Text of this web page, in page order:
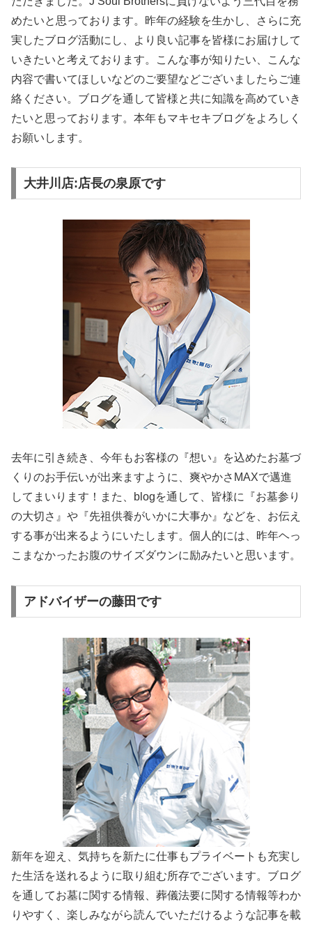
めたいと思っております。昨年の経験を生かし、さらに充
実したブログ活動にし、より良い記事を皆様にお届けして
いきたいと考えております。こんな事が知りたい、こんな
内容で書いてほしいなどのご要望などございましたらご連
絡ください。ブログを通して皆様と共に知識を高めていき
たいと思っております。本年もマキセキブログをよろしく
お願いします。
大井川店:店長の泉原です
去年に引き続き、今年もお客様の『想い』を込めたお墓づ
くりのお手伝いが出来ますように、爽やかさMAXで邁進
してまいります！また、blogを通して、皆様に『お墓参り
の大切さ』や『先祖供養がいかに大事か』などを、お伝え
する事が出来るようにいたします。個人的には、昨年ヘっ
こまなかったお腹のサイズダウンに励みたいと思います。
アドバイザーの藤田です
新年を迎え、気持ちを新たに仕事もプライベートも充実し
た生活を送れるように取り組む所存でございます。ブログ
を通してお墓に関する情報、葬儀法要に関する情報等わか
りやすく、楽しみながら読んでいただけるような記事を載